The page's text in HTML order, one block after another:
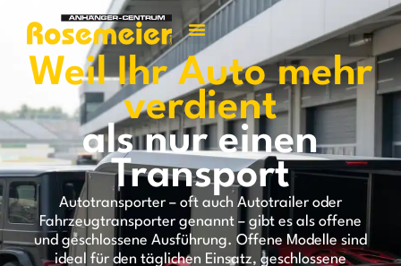
Weil Ihr Auto mehr
verdient
als nur einen
Transport
Autotransporter – oft auch Autotrailer oder
Fahrzeugtransporter genannt – gibt es als offene
und geschlossene Ausführung. Offene Modelle sind
ideal für den täglichen Einsatz, geschlossene